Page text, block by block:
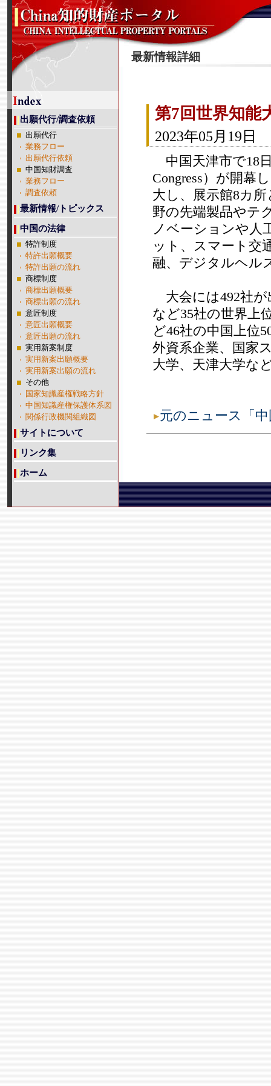
最新情報詳細
第7回世界知能
2023年05月19日
中国天津市で18
Congress）が開幕
大し、展示館8カ
野の先端製品やテ
ノベーションや人
ット、スマート交
融、デジタルヘル
大会には492社が
など35社の世界上
ど46社の中国上位
外資系企業、国家
大学、天津大学な
元のニュース「
出願代行/調査依頼
出願代行
業務フロー
出願代行依頼
中国知財調査
業務フロー
調査依頼
最新情報/トピックス
中国の法律
特許制度
特許出願概要
特許出願の流れ
商標制度
商標出願概要
商標出願の流れ
意匠制度
意匠出願概要
意匠出願の流れ
実用新案制度
実用新案出願概要
実用新案出願の流れ
その他
国家知識産権戦略方針
中国知識産権保護体系図
関係行政機関組織図
サイトについて
リンク集
ホーム